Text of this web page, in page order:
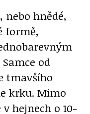
nebo hnědé,
formě,
od
tmavšího
krku. Mimo
hejnech o 10-